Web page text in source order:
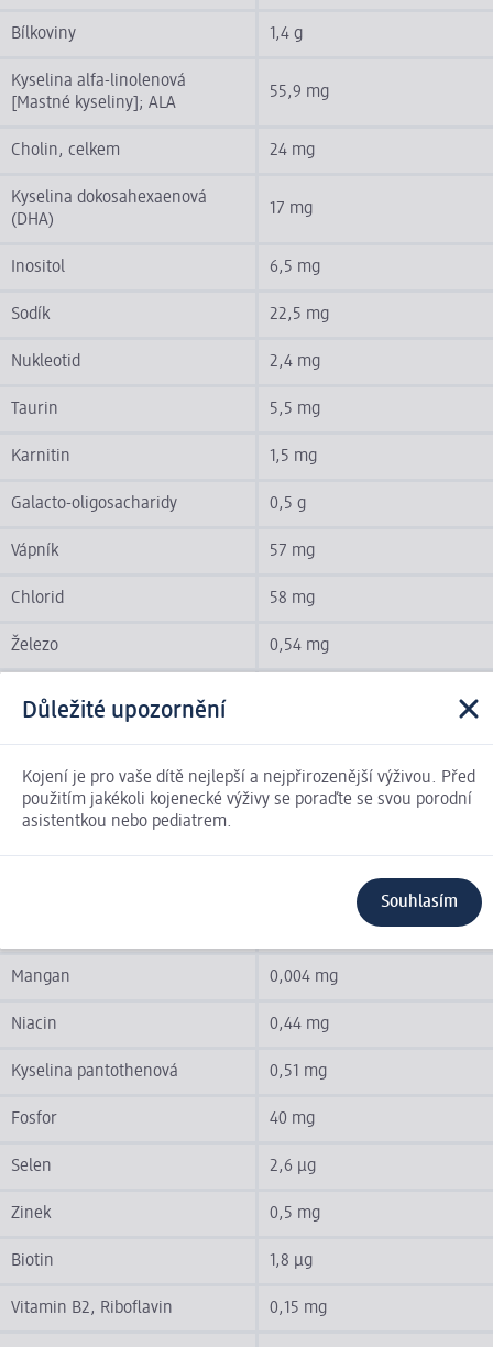
Bílkoviny 1,4 g
Kyselina alfa-linolenová
[Mastné kyseliny]; ALA
55,9 mg
Cholin, celkem 24 mg
Kyselina dokosahexaenová
(DHA)
17 mg
Inositol 6,5 mg
Sodík 22,5 mg
Nukleotid 2,4 mg
Taurin 5,5 mg
Karnitin 1,5 mg
Galacto-oligosacharidy 0,5 g
Vápník 57 mg
Chlorid 58 mg
Železo 0,54 mg
Kyselina listová 8,3 µg
Jód 13 µg
Mangan 0,004 mg
Niacin 0,44 mg
Kyselina pantothenová 0,51 mg
Fosfor 40 mg
Selen 2,6 µg
Zinek 0,5 mg
Biotin 1,8 µg
Vitamin B2, Riboflavin 0,15 mg
Důležité upozornění
Kojení je pro vaše dítě nejlepší a nejpřirozenější výživou. Před
použitím jakékoli kojenecké výživy se poraďte se svou porodní
asistentkou nebo pediatrem.
Souhlasím